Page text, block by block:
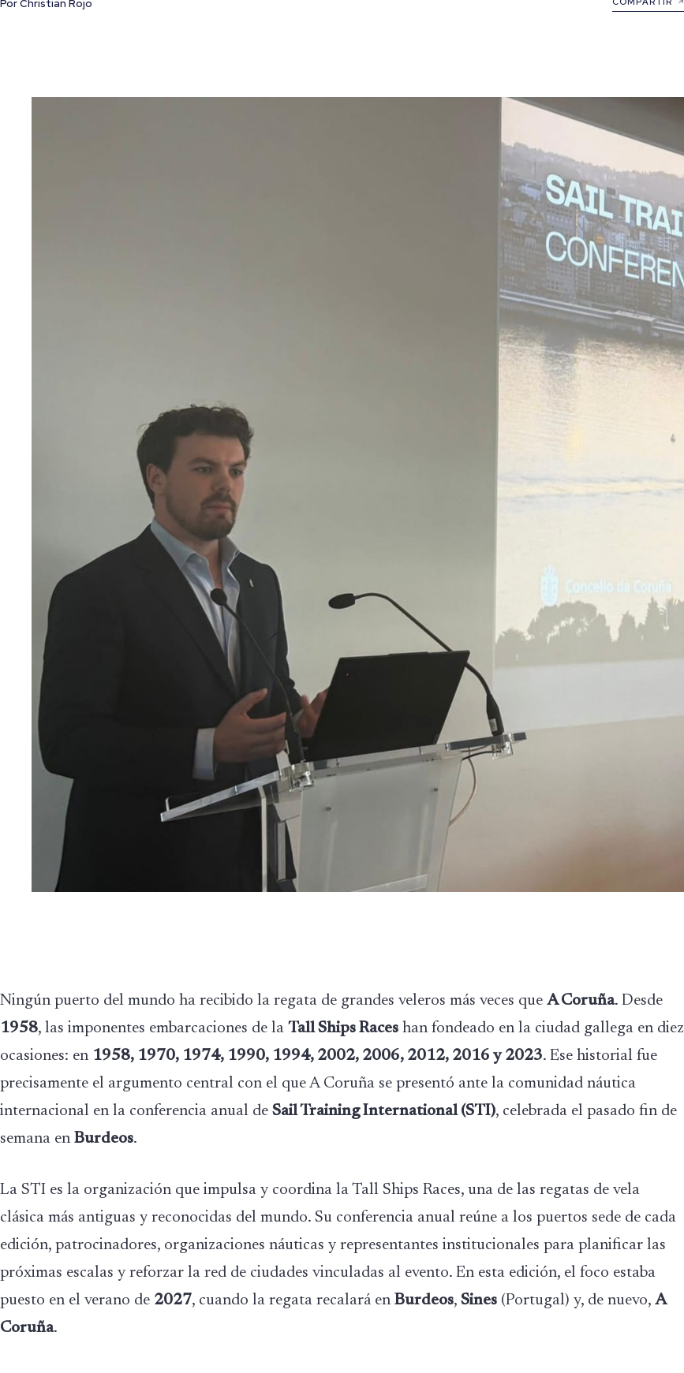
PorChristian Rojo
Ningún puerto del mundo ha recibido la regata de grandes veleros más veces que A Coruña. Desde
1958, las imponentes embarcaciones de la Tall Ships Races han fondeado en la ciudad gallega en diez
ocasiones: en 1958, 1970, 1974, 1990, 1994, 2002, 2006, 2012, 2016 y 2023. Ese historial fue
precisamente el argumento central con el que A Coruña se presentó ante la comunidad náutica
internacional en la conferencia anual de Sail Training International (STI), celebrada el pasado fin de
semana en Burdeos.
La STI es la organización que impulsa y coordina la Tall Ships Races, una de las regatas de vela
clásica más antiguas y reconocidas del mundo. Su conferencia anual reúne a los puertos sede de cada
edición, patrocinadores, organizaciones náuticas y representantes institucionales para planificar las
próximas escalas y reforzar la red de ciudades vinculadas al evento. En esta edición, el foco estaba
puesto en el verano de 2027, cuando la regata recalará en Burdeos, Sines (Portugal) y, de nuevo, A
Coruña.